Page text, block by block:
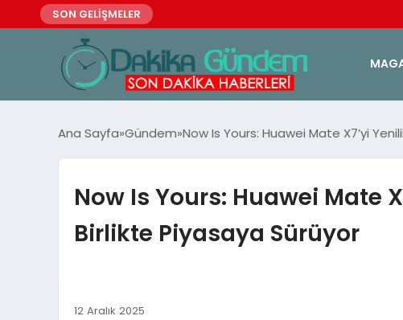
SON GELİŞMELER
Ana Sayfa Gündem Now Is Yours: Huawei Mate X7’yi
Now Is Yours: Huawei Mate
Birlikte Piyasaya Sürüyor
12 Aralık 2025